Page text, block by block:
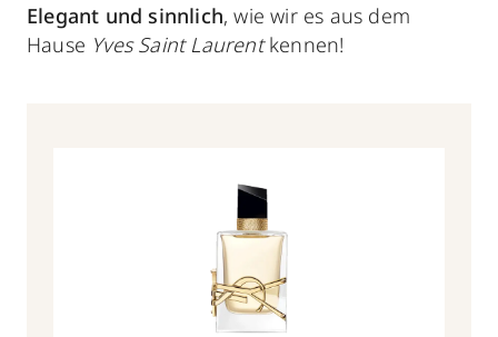
Elegant und sinnlich, wie wir es aus dem
Hause YvesSaint Laurentkennen!